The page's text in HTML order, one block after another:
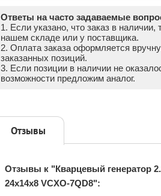
Ответы на часто задаваемые
1. Если указано, что заказ в наличии,
нашем складе или у поставщика.
2. Оплата заказа оформляется
заказанных позиций.
3. Если позиции в наличии не
возможности предложим аналог.
Отзывы
Отзывы к "Кварцевый генератор
24x14x8 VCXO-7QD8":